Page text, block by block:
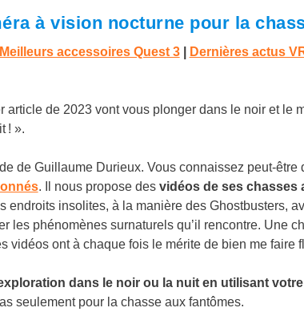
à vision nocturne pour la
Meilleurs accessoires Quest 3 Dernières actus
article de 2023 vont vous plonger dans le noir et le
! ».
de Guillaume Durieux. Vous connaissez peut-être
. Il nous propose desvidéos de ses chasses
endroits insolites, à la manière des Ghostbusters,
les phénomènes surnaturels qu’il rencontre. Une
vidéos ont à chaque fois le mérite de bien me faire
dans le noir ou la nuit en utilisant
seulement pour la chasse aux fantômes.